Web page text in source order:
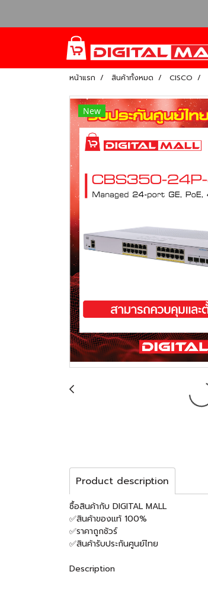
หน้าแรก สินค้าทั้งหมด CISCO
New
Product description
ซื้อสินค้ากับ DIGITAL MALL
✅สินค้าของแท้ 100%
✅ราคาถูกชัวร์
✅สินค้ารับประกันศูนย์ไทย
Description